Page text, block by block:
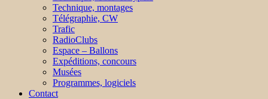
Technique, montages
Télégraphie, CW
Trafic
RadioClubs
Espace – Ballons
Expéditions, concours
Musées
Programmes, logiciels
Contact